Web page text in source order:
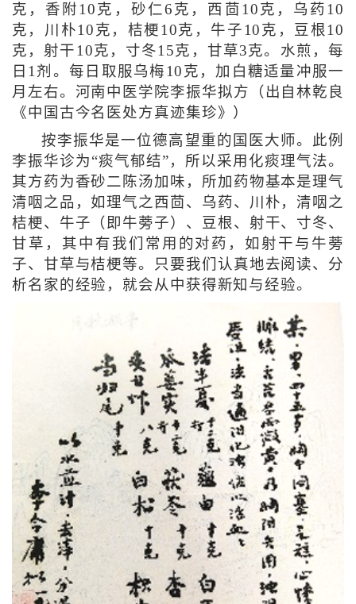
克，香附10克，砂仁6克，西茴10克，乌药10
克，川朴10克，桔梗10克，牛子10克，豆根10
克，射干10克，寸冬15克，甘草3克。水煎，每
日1剂。每日取服乌梅10克，加白糖适量冲服一
月左右。河南中医学院李振华拟方（出自林乾良
《中国古今名医处方真迹集珍》）
按李振华是一位德高望重的国医大师。此例
李振华诊为“痰气郁结”，所以采用化痰理气法。
其方药为香砂二陈汤加味，所加药物基本是理气
清咽之品，如理气之西茴、乌药、川朴，清咽之
桔梗、牛子（即牛蒡子）、豆根、射干、寸冬、
甘草，其中有我们常用的对药，如射干与牛蒡
子、甘草与桔梗等。只要我们认真地去阅读、分
析名家的经验，就会从中获得新知与经验。